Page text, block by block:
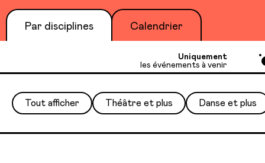
Par disciplines Calendrier
Uniquement
les événements à venir
Tout afficher Théâtre et plus Danse et plus